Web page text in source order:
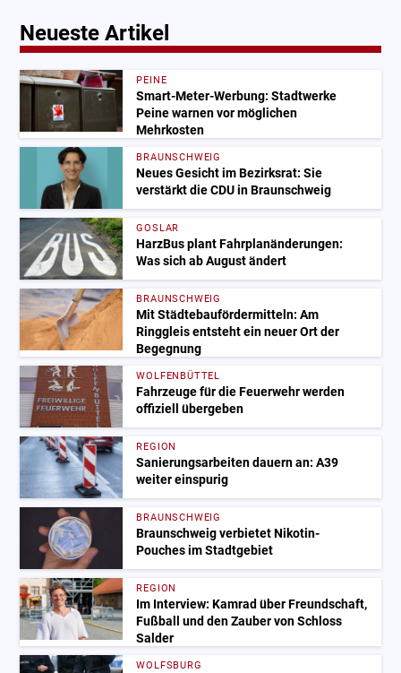
Neueste Artikel
PEINE
Smart-Meter-Werbung: Stadtwerke
Peine warnen vor möglichen
Mehrkosten
BRAUNSCHWEIG
Neues Gesicht im Bezirksrat: Sie
verstärkt die CDU in Braunschweig
GOSLAR
HarzBus plant Fahrplanänderungen:
Was sich ab August ändert
BRAUNSCHWEIG
Mit Städtebaufördermitteln: Am
Ringgleis entsteht ein neuer Ort der
Begegnung
WOLFENBÜTTEL
Fahrzeuge für die Feuerwehr werden
offiziell übergeben
REGION
Sanierungsarbeiten dauern an: A39
weiter einspurig
BRAUNSCHWEIG
Braunschweig verbietet Nikotin-
Pouches im Stadtgebiet
REGION
Im Interview: Kamrad über Freundschaft,
Fußball und den Zauber von Schloss
Salder
WOLFSBURG